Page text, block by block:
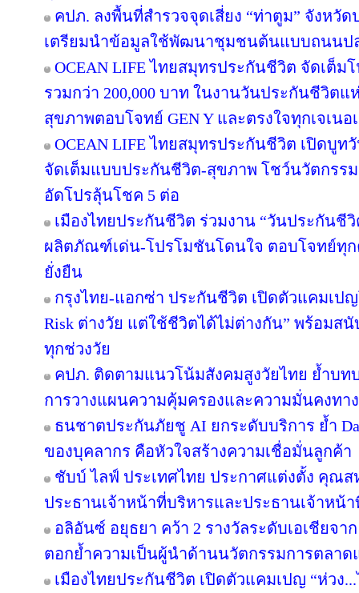
คปภ. ลงพื้นที่สำรวจจุดเสี่ยง “ท่าตูม” จังหวั
เตรียมนำข้อมูลใช้พัฒนาชุมชนต้นแบบถนนป
OCEAN LIFE ไทยสมุทรประกันชีวิต จัดเต็
รวมกว่า 200,000 บาท ในงานวันประกันชีวิตแ
สุขภาพตอบโจทย์ GEN Y และตรงใจทุกเจเนอ
OCEAN LIFE ไทยสมุทรประกันชีวิต เปิดบู
จัดเต็มแบบประกันชีวิต-สุขภาพ โชว์นวัตกรร
อัดโปรลุ้นโชค 5 ต่อ
เมืองไทยประกันชีวิต ร่วมงาน “วันประกันชี
ผลิตภัณฑ์เด่น-โปรโมชันโดนใจ ตอบโจทย์ทุ
ยั่งยืน
กรุงไทย-แอกซ่า ประกันชีวิต เปิดตัวแคมเปญ
Risk ต่างวัย แต่ใช้ชีวิตได้ไม่ต่างกัน” พร้อมส
ทุกช่วงวัย
คปภ. ติดตามแนวโน้มสังคมสูงวัยไทย ย้ำบ
การวางแผนความคุ้มครองและความมั่นคงทาง
ธนชาตประกันภัยชู AI ยกระดับบริการ ย้ำ
ของบุคลากร คือหัวใจสร้างความเชื่อมั่นลูกค้า
ชับบ์ ไลฟ์ ประเทศไทย ประกาศแต่งตั้ง คุณ
ประธานเจ้าหน้าที่บริหารและประธานเจ้าหน้
อลิอันซ์ อยุธยา คว้า 2 รางวัลระดับเอเชียจาก
ตอกย้ำความเป็นผู้นำด้านนวัตกรรมการตลา
เมืองไทยประกันชีวิต เปิดตัวแคมเปญ “ห่วง